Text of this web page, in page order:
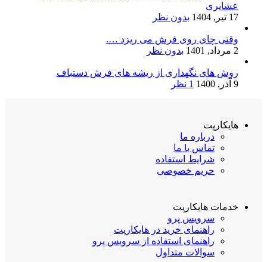
عشایری
17 تیر, 1404
بدون نظر
وقتی چای روی فرش می ریزد ….
2 مرداد, 1401
بدون نظر
روش های نگهداری از ریشه های فرش دستباف
9 آذر, 1400
1 نظر
هایکارپت
درباره ما
تماس با ما
شرایط استفاده
حریم خصوصی
خدمات هایکارپت
سرویس پرو
راهنمای خرید در هایکارپت
راهنمای استفاده از سرویس پرو
سوالات متداول